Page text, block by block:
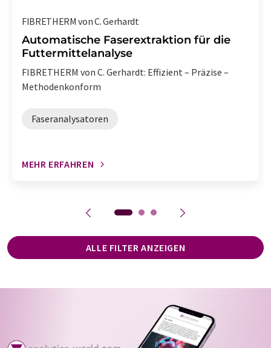
FIBRETHERM von C. Gerhardt
Automatische Faserextraktion für die
Futtermittelanalyse
FIBRETHERM von C. Gerhardt: Effizient – Präzise –
Methodenkonform
Faseranalysatoren
MEHR ERFAHREN
ALLE FILTER ANZEIGEN